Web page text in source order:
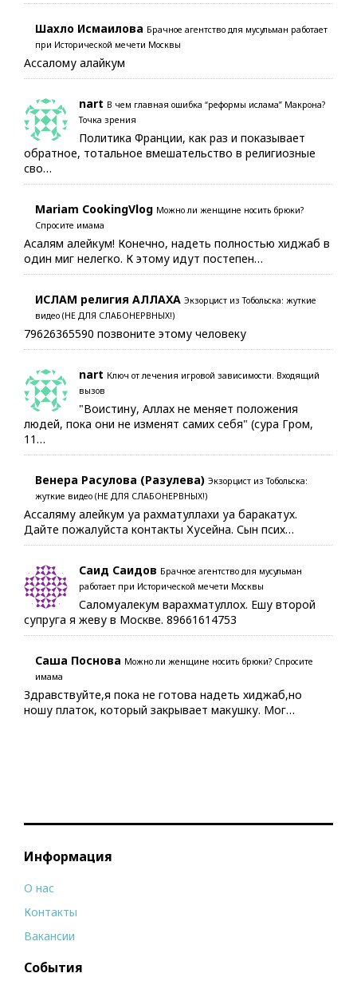
Шахло Исмаилова Брачное агентство для мусульман работает
при Исторической мечети Москвы
Ассалому алайкум
nart В чем главная ошибка “реформы ислама” Макрона?
Точка зрения
Политика Франции, как раз и показывает
обратное, тотальное вмешательство в религиозные
сво…
Mariam CookingVlog Можно ли женщине носить брюки?
Спросите имама
Асалям алейкум! Конечно, надеть полностью хиджаб в
один миг нелегко. К этому идут постепен…
ИСЛАМ религия АЛЛАХА Экзорцист из Тобольска: жуткие
видео (НЕ ДЛЯ СЛАБОНЕРВНЫХ!)
79626365590 позвоните этому человеку
nart Ключ от лечения игровой зависимости. Входящий
вызов
"Воистину, Аллах не меняет положения
людей, пока они не изменят самих себя" (сура Гром,
11…
Венера Расулова (Разулева) Экзорцист из Тобольска:
жуткие видео (НЕ ДЛЯ СЛАБОНЕРВНЫХ!)
Ассаляму алейкум уа рахматуллахи уа баракатух.
Дайте пожалуйста контакты Хусейна. Сын псих…
Саид Саидов Брачное агентство для мусульман
работает при Исторической мечети Москвы
Саломуалекум варахматуллох. Ешу второй
супруга я жеву в Москве. 89661614753
Саша Поснова Можно ли женщине носить брюки? Спросите
имама
Здравствуйте,я пока не готова надеть хиджаб,но
ношу платок, который закрывает макушку. Мог…
Информация
О нас
Контакты
Вакансии
События